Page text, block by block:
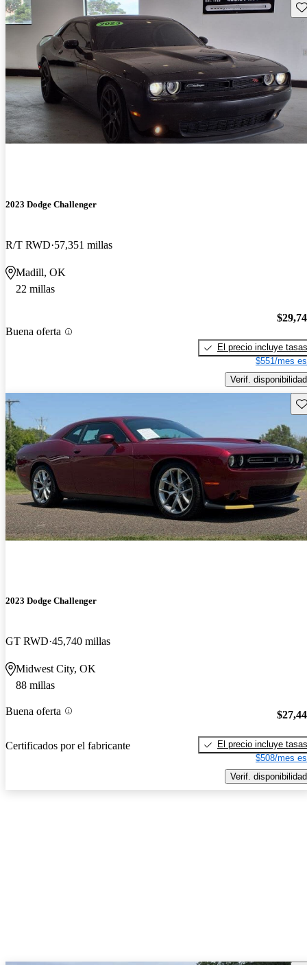
2023 Dodge Challenger
R/T RWD 57,351 millas
Madill, OK
22 millas
Buena oferta
El precio incluye tasas
$551/mes
Verif. disponibilidad
2023 Dodge Challenger
GT RWD 45,740 millas
Midwest City, OK
88 millas
Buena oferta
Certificados por el fabricante
El precio incluye tasas
$508/mes
Verif. disponibilidad